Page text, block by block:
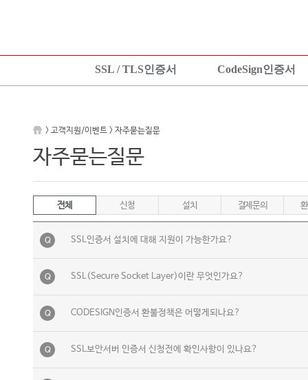
SSL / TLS인증서 CodeSign인증서
설치가이드
TEST 인증서 신청
설치가이드
> 고객지원/이벤트 > 자주묻는질문
자주묻는질문
전체 신청 설치 결제문의
Q SSL인증서 설치에 대해 지원이 가능한가요?
Q SSL(Secure Socket Layer)이란 무엇인가요?
Q CODESIGN인증서 환불정책은 어떻게되나요?
Q SSL보안서버 인증서 신청전에 확인사항이 있나요?